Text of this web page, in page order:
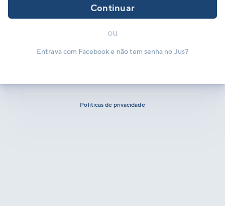
Continuar
ou
Entrava com Facebook e não tem senha no Jus?
Políticas de privacidade